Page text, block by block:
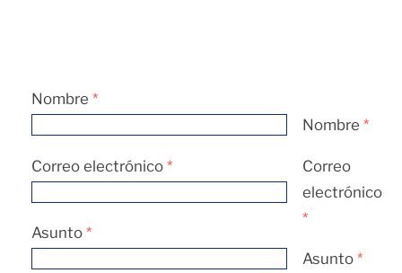
Nombre *
Nombre *
Correo electrónico *
Correo
electrónico
*
Asunto *
Asunto *